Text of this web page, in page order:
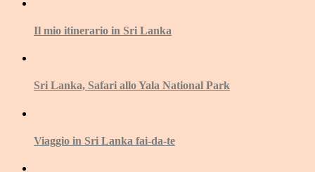
Il mio itinerario in Sri Lanka
Sri Lanka, Safari allo Yala National Park
Viaggio in Sri Lanka fai-da-te